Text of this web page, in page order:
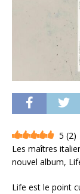
5 (2)
Les maîtres
nouvel album,
Life est le point